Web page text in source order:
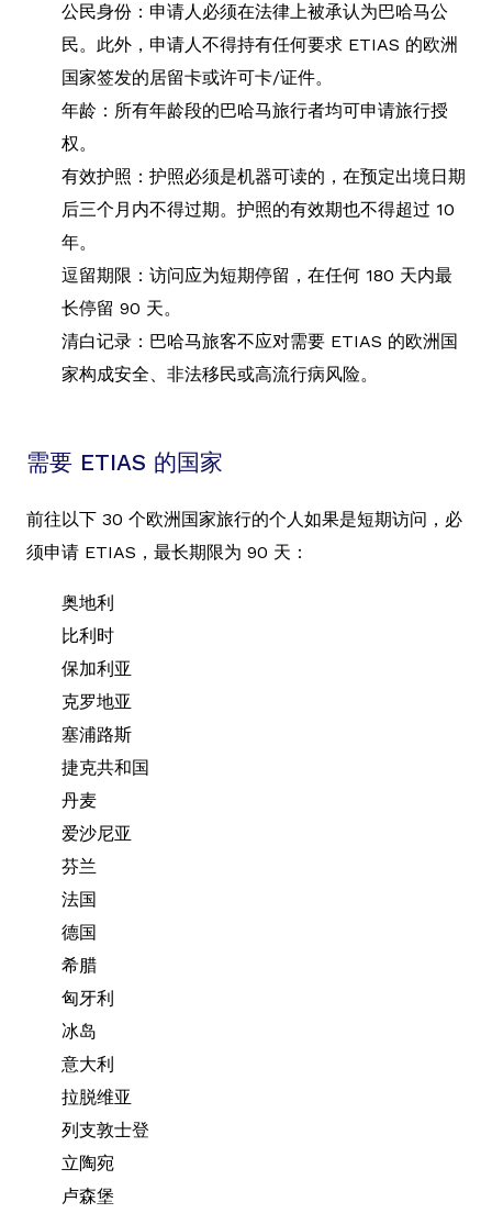
公民身份：申请人必须在法律上被承认为巴哈马公
民。此外，申请人不得持有任何要求 ETIAS 的欧洲
国家签发的居留卡或许可卡/证件。
年龄：所有年龄段的巴哈马旅行者均可申请旅行授
权。
有效护照：护照必须是机器可读的，在预定出境日期
后三个月内不得过期。护照的有效期也不得超过 10
年。
逗留期限：访问应为短期停留，在任何 180 天内最
长停留 90 天。
清白记录：巴哈马旅客不应对需要 ETIAS 的欧洲国
家构成安全、非法移民或高流行病风险。
需要 ETIAS 的国家
前往以下 30 个欧洲国家旅行的个人如果是短期访问，必
须申请 ETIAS，最长期限为 90 天：
奥地利
比利时
保加利亚
克罗地亚
塞浦路斯
捷克共和国
丹麦
爱沙尼亚
芬兰
法国
德国
希腊
匈牙利
冰岛
意大利
拉脱维亚
列支敦士登
立陶宛
卢森堡